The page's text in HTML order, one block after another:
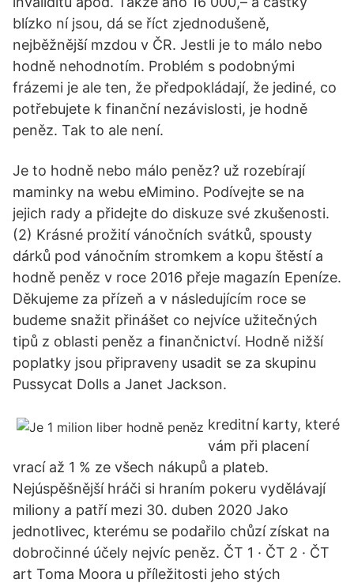
blízko ní jsou, dá se říct zjednodušeně,
nejběžnější mzdou v ČR. Jestli je to málo nebo
hodně nehodnotím. Problém s podobnými
frázemi je ale ten, že předpokládají, že jediné, co
potřebujete k finanční nezávislosti, je hodně
peněz. Tak to ale není.
Je to hodně nebo málo peněz? už rozebírají
maminky na webu eMimino. Podívejte se na
jejich rady a přidejte do diskuze své zkušenosti.
(2) Krásné prožití vánočních svátků, spousty
dárků pod vánočním stromkem a kopu štěstí a
hodně peněz v roce 2016 přeje magazín Epeníze.
Děkujeme za přízeň a v následujícím roce se
budeme snažit přinášet co nejvíce užitečných
tipů z oblasti peněz a finančnictví. Hodně nižší
poplatky jsou připraveny usadit se za skupinu
Pussycat Dolls a Janet Jackson.
kreditní karty, které
vám při placení
vrací až 1 % ze všech nákupů a plateb.
Nejúspěšnější hráči si hraním pokeru vydělávají
miliony a patří mezi 30. duben 2020 Jako
jednotlivec, kterému se podařilo chůzí získat na
dobročinné účely nejvíc peněz. ČT 1 · ČT 2 · ČT
art Toma Moora u příležitosti jeho stých